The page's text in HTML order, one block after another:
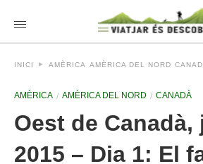
INICI AMÈRICA AMÈRICA DEL NORD
AMÈRICA AMÈRICA DEL NORD CANADÀ
Oest de Canadà,
2015 – Dia 1: El